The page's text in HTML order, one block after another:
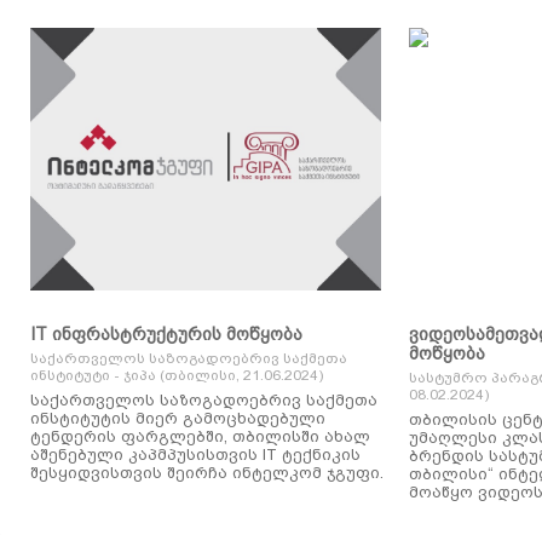
IT ინფრასტრუქტურის მოწყობა
საქართველოს საზოგადოებრივ საქმეთა
ინსტიტუტი - ჯიპა (თბილისი, 21.06.2024)
საქართველოს საზოგადოებრივ საქმეთა
ინსტიტუტის მიერ გამოცხადებული
ტენდერის ფარგლებში, თბილისში ახალ
აშენებული კაპმპუსისთვის IT ტექნიკის
შესყიდვისთვის შეირჩა ინტელკომ ჯგუფი.
მოწყობა
სასტუმრო
08.02.2024)
თბილისის
უმაღლესი
ბრენდის
თბილისი“
მოაწყო